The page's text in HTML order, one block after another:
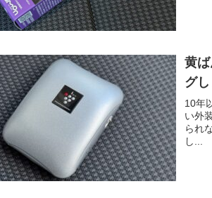
黄
グ
10年
い外
られ
し...